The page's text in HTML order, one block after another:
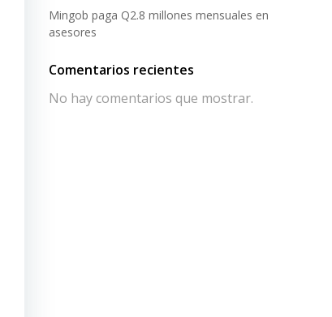
Mingob paga Q2.8 millones mensuales en
asesores
Comentarios recientes
No hay comentarios que mostrar.